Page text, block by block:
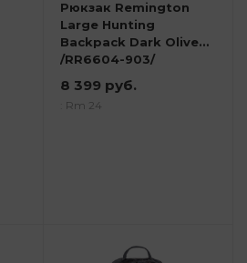
Рюкзак Remington
Large Hunting
Backpack Dark Olive
/RR6604-903/
8 399 руб.
: Rm 24